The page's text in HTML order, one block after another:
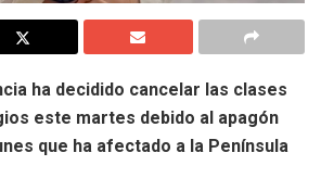
ha decidido cancelar las clases
este martes debido al apagón
que ha afectado a la Península